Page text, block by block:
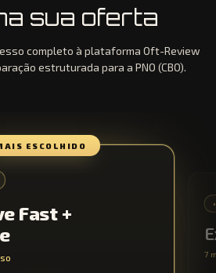
sua oferta
completo à plataforma Oft-Review
estruturada para a PNO (CBO).
ESCOLHIDO
Fast +
7